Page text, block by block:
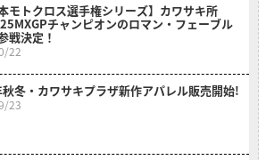
本モトクロス選手権シリーズ】カワサキ所
チャンピオンのロマン・フェーブル
戦決定！
22
冬・カワサキプラザ新作アパレル販売開始!
23